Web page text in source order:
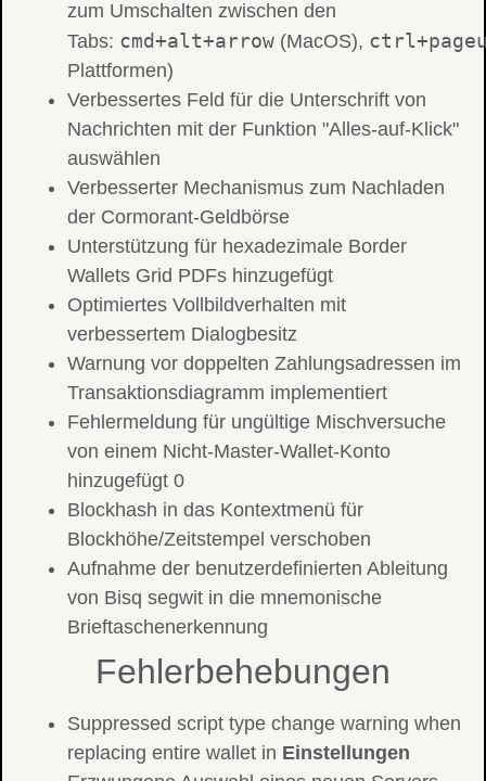
zum Umschalten zwischen den
Tabs: cmd+alt+arrow (MacOS),
Plattformen)
Verbessertes Feld für die Unterschrift von
Nachrichten mit der Funktion "Alles-auf-Klick"
auswählen
Verbesserter Mechanismus zum Nachladen
der Cormorant-Geldbörse
Unterstützung für hexadezimale Border
Wallets Grid PDFs hinzugefügt
Optimiertes Vollbildverhalten mit
verbessertem Dialogbesitz
Warnung vor doppelten Zahlungsadressen im
Transaktionsdiagramm implementiert
Fehlermeldung für ungültige Mischversuche
von einem Nicht-Master-Wallet-Konto
hinzugefügt 0
Blockhash in das Kontextmenü für
Blockhöhe/Zeitstempel verschoben
Aufnahme der benutzerdefinierten Ableitung
von Bisq segwit in die mnemonische
Brieftaschenerkennung
Fehlerbehebungen
Suppressed script type change warning when
replacing entire wallet in Einstellungen